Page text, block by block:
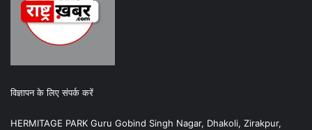
विज्ञापन के लिए संपर्क करें
HERMITAGE PARK Guru Gobind Singh Nagar, Dhakoli, Zirakpur,